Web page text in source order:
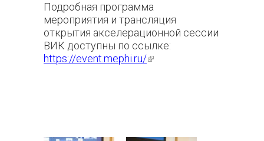
Подробная программа
мероприятия и трансляция
открытия акселерационной сессии
ВИК доступны по ссылке:
https://event.mephi.ru/(внешняя